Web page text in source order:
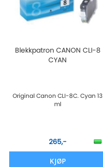
Blekkpatron CANON CLI-8
CYAN
Original Canon CLI-8C. Cyan 13
ml
265,-
KJØP